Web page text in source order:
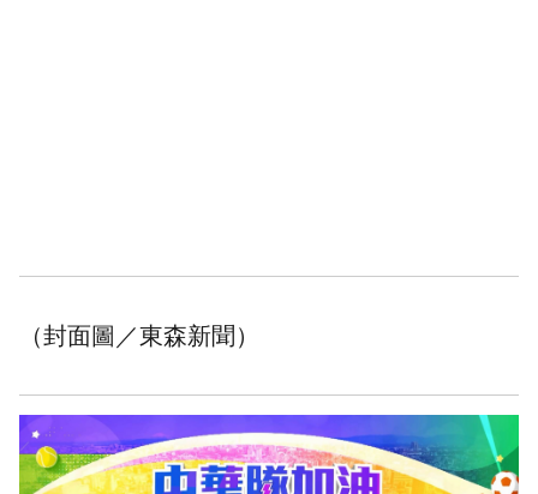
（封面圖／東森新聞）